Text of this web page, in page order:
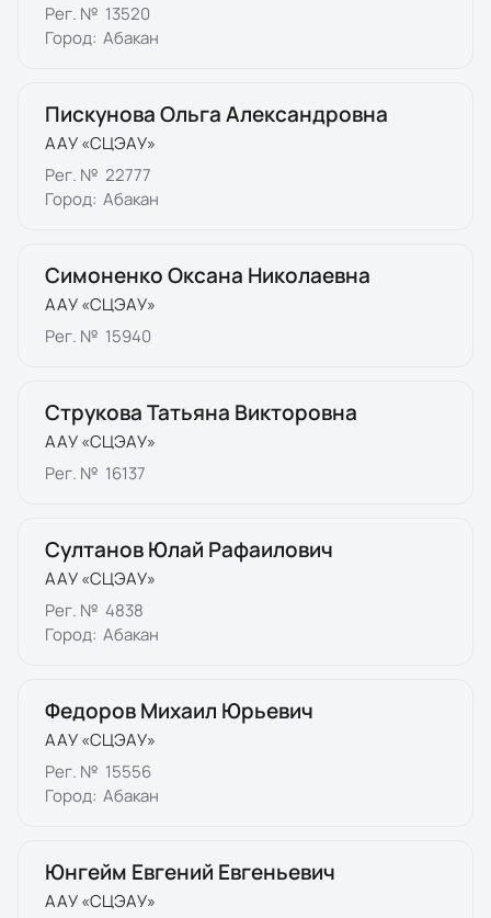
Рег. № 13520
Город: Абакан
Пискунова Ольга Александровна
ААУ «СЦЭАУ»
Рег. № 22777
Город: Абакан
Симоненко Оксана Николаевна
ААУ «СЦЭАУ»
Рег. № 15940
Струкова Татьяна Викторовна
ААУ «СЦЭАУ»
Рег. № 16137
Султанов Юлай Рафаилович
ААУ «СЦЭАУ»
Рег. № 4838
Город: Абакан
Федоров Михаил Юрьевич
ААУ «СЦЭАУ»
Рег. № 15556
Город: Абакан
Юнгейм Евгений Евгеньевич
ААУ «СЦЭАУ»